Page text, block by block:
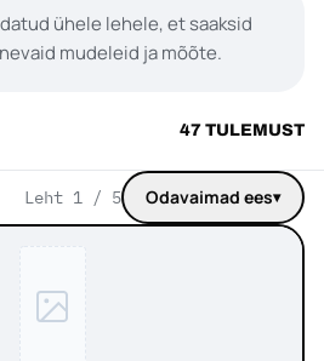
ühele lehele, et saaksid
mudeleid ja mõõte.
47 TULEMUST
Leht 1 / 5 Järjesta tooted
Odavaimad ees▾